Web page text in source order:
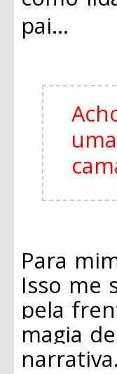
pai...
Para
Isso me
pela
magia
narrativa.